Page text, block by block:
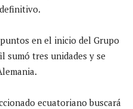
en el inicio del Grupo
sumó tres unidades y se
ecuatoriano buscará